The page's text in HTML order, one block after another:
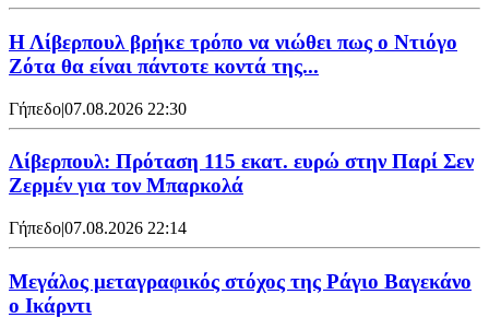
Η Λίβερπουλ βρήκε τρόπο να νιώθει πως ο Ντιόγο
Ζότα θα είναι πάντοτε κοντά της...
Γήπεδο|07.08.2026 22:30
Λίβερπουλ: Πρόταση 115 εκατ. ευρώ στην Παρί Σεν
Ζερμέν για τον Μπαρκολά
Γήπεδο|07.08.2026 22:14
Μεγάλος μεταγραφικός στόχος της Ράγιο Βαγεκάνο
ο Ικάρντι